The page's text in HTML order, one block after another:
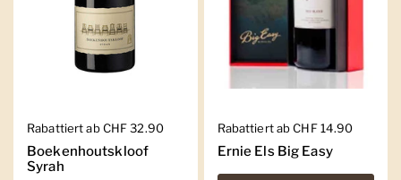
Regulärer Preis
Rabattiert ab CHF 32.90
Boekenhoutskloof
Syrah
Regulärer Preis
Rabattiert ab CHF 14.90
Ernie Els Big Easy